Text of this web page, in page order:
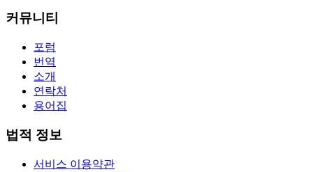
커뮤니티
포럼
번역
소개
연락처
용어집
법적 정보
서비스 이용약관